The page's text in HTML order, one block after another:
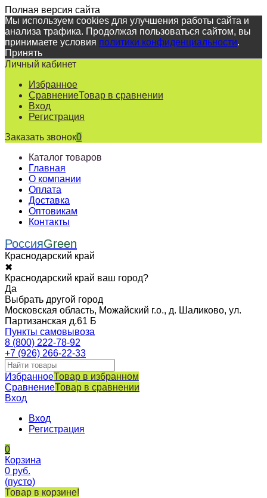
Полная версия сайта
Мы используем cookies для улучшения работы сайта и
анализа трафика. Продолжая пользоваться сайтом, вы
принимаете условия политики конфиденциальности.
Принять
Личный кабинет
Избранное
СравнениеТовар в сравнении
Вход
Регистрация
Заказать звонок0
Каталог товаров
Главная
О компании
Оплата
Доставка
Оптовикам
Контакты
РоссияGreen
Краснодарский край
✖
Краснодарский край ваш город?
Да
Выбрать другой город
Московская область, Можайский г.о., д. Шаликово, ул.
Партизанская д.61 Б
Пункты самовывоза
8 (800) 222-78-92
+7 (926) 266-22-33
ИзбранноеТовар в избранном
СравнениеТовар в сравнении
Вход
Вход
Регистрация
0
Корзина
0 руб.
(пусто)
Товар в корзине!